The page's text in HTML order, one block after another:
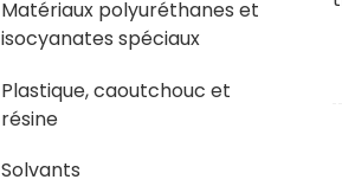
Matériaux polyuréthanes et
isocyanates spéciaux
Plastique, caoutchouc et
résine
Solvants